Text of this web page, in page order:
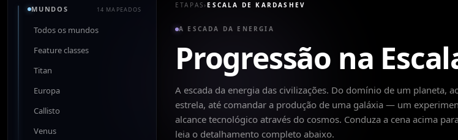
MUNDOS 14 MAPEADOS
Todos os mundos
Feature classes
Titan
Europa
Callisto
Venus
ETAPAS ›ESCALA DE KARDASHEV
A ESCADA DA ENERGIA
Progressão na
A escada da energia das civilizações. Do domínio de um planeta,
estrela, até comandar a produção de uma galáxia — um
alcance tecnológico através do cosmos. Conduza a cena acima
leia o detalhamento completo abaixo.